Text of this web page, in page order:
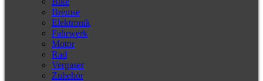
Bremse
Elektronik
Fahrwerk
Motor
Rad
Vergaser
Zubehör